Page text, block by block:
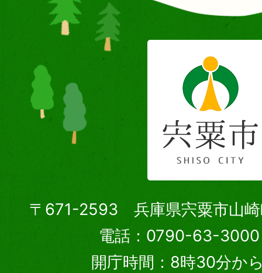
〒671-2593 兵庫県宍粟市山崎
電話：0790-63-3000
開庁時間：8時30分か